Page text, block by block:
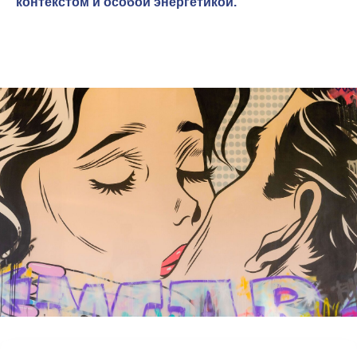
Каждый5-й кофе
бесплатно в программе
лояльности